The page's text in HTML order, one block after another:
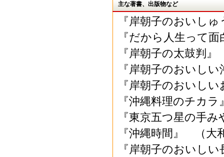
主な著書、出版物など
『岸朝子のおいし
『だから人生って
『岸朝子の太鼓判
『岸朝子のおいし
『岸朝子のおいし
『沖縄料理のチカ
『東京五つ星の手
『沖縄時間』 （大
『岸朝子のおいし